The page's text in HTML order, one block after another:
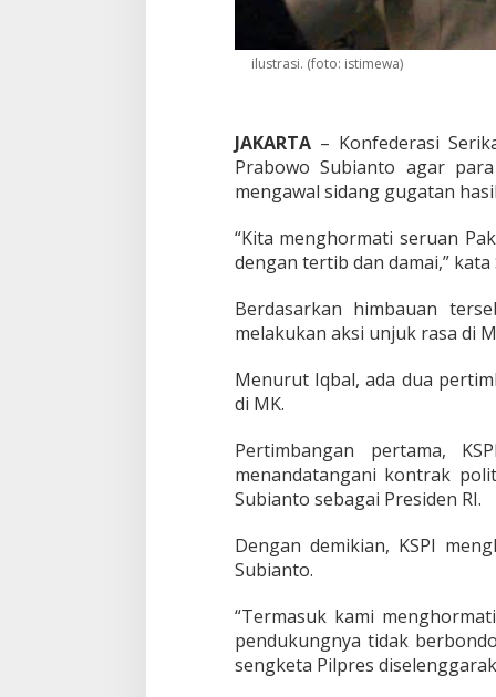
n
k
a
n
s
a
d
i
S
i
d
n
g
M
ilustrasi. (foto: istimewa)
JAKARTA– Konfederasi
Prabowo Subianto agar
mengawal sidang gugatan
“Kita menghormati seruan
dengan tertib dan damai,” kata
Berdasarkan himbauan
melakukan aksi unjuk rasa di
Menurut Iqbal, ada dua
di MK.
Pertimbangan pertama,
menandatangani kontrak
Subianto sebagai Presiden RI.
Dengan demikian, KSPI
Subianto.
“Termasuk kami
pendukungnya tidak
sengketa Pilpres